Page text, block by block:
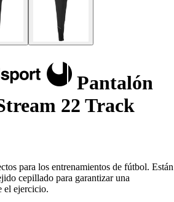
Pantalón
22 Track
para los entrenamientos de fútbol. Están
cepillado para garantizar una
el ejercicio.